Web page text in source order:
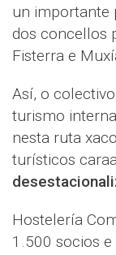
un importante
dos concellos
Fisterra e
Así, o
turismo
nesta ruta
turísticos
Hostelería
1.500 socios